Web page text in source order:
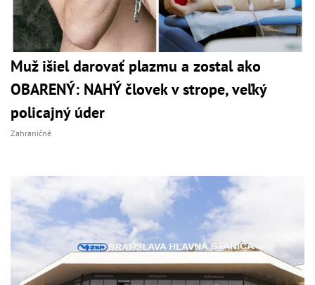
Muž išiel darovať plazmu a zostal ako
OBARENÝ: NAHÝ človek v strope, veľký
policajný úder
Zahraničné